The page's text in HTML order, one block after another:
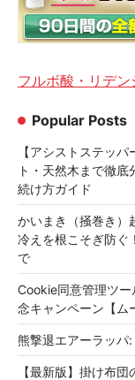
フルボ酸・リデン
Popular Posts
【アシストステッ
ト・天然木まで徹底
続け方ガイド
かいまき（掻巻き）
冷えを根こそぎ防ぐ
で
Cookie同意管理ツ
念キャンペーン【ム
熊撃退エアーラッパ
【最新版】掛け布